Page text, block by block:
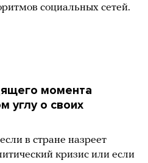
социальных сетей.
момента
углу о своих
в стране назреет
кризис или если